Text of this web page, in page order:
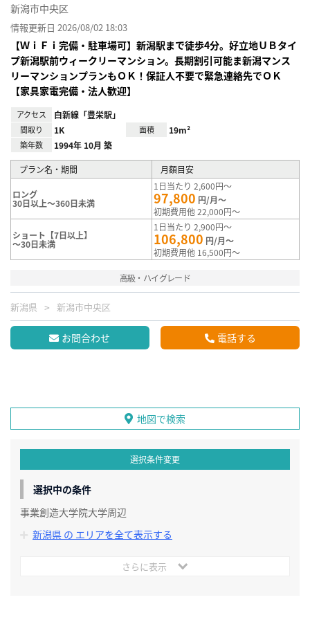
新潟市中央区
情報更新日 2026/08/02 18:03
【ＷｉＦｉ完備・駐車場可】新潟駅まで徒歩4分。好立地ＵＢタイ
プ新潟駅前ウィークリーマンション。長期割引可能ま新潟マンス
リーマンションプランもＯＫ！保証人不要で緊急連絡先でＯＫ
【家具家電完備・法人歓迎】
アクセス 白新線「豊栄駅」
間取り 1K 面積 19m²
築年数 1994年 10月 築
プラン名・期間 月額目安
ロング
30日以上～360日未満
1日当たり 2,600円～
97,800 円/月～
初期費用他 22,000円～
ショート【7日以上】
～30日未満
1日当たり 2,900円～
106,800 円/月～
初期費用他 16,500円～
高級・ハイグレード
新潟県 新潟市中央区
お問合わせ 電話する
地図で検索
選択条件変更
選択中の条件
事業創造大学院大学周辺
新潟県 の エリアを全て表示する
さらに表示